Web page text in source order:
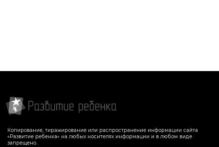
Копирование, тиражирование или распространение информации сайта
«Развитие ребенка» на любых носителях информации и в любом виде
запрещено.